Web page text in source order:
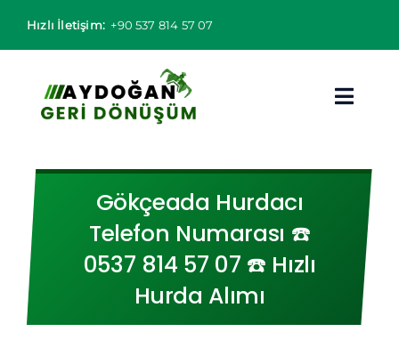
Hızlı İletişim: +90 537 814 57 07
Hurda Fiyatları
Hizmet Bölgeleri
Gökçeada Hurdacı
Telefon Numarası ☎️
0537 814 57 07 ☎️ Hızlı
Hurda Alımı